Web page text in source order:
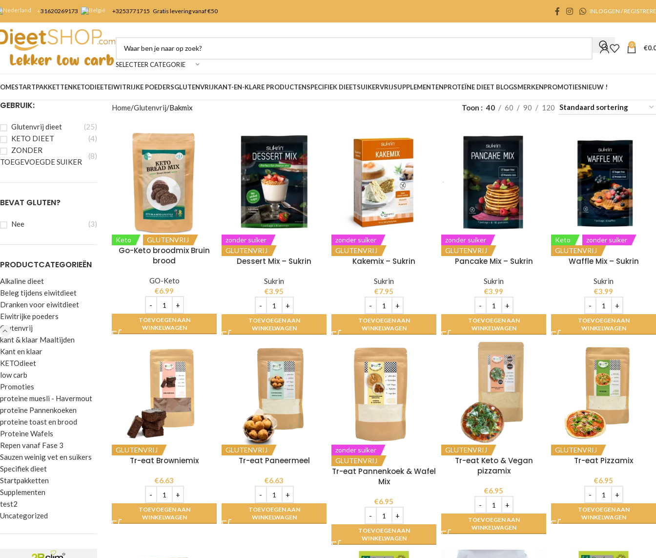
+31620269173 +3253771715 Gratis levering vanaf €50 INLOGGEN /
SELECTEER CATEGORIE
0 €
STARTPAKKETTENKETODIEETEIWITRIJKE POEDERSGLUTENVRIJKANT-EN-KLARE PRODUCTENSPECIFIEK DIEETSUIKERVRIJSUPPLEMENTENPROTEÏNE DIEET BLOGSMERKENPROMOTIESNIEUW !
GEBRUIK:
Glutenvrij dieet
(25)
KETO DIEET
(4)
ZONDER
TOEGEVOEGDE SUIKER
(8)
BEVAT GLUTEN?
Nee (3)
PRODUCTCATEGORIEËN
Alkaline dieet
Beleg tijdens eiwitdieet
Dranken voor eiwitdieet
Eiwitrijke poeders
Glutenvrij
kant & klaar Maaltijden
Kant en klaar
KETOdieet
low carb
Promoties
proteine muesli - Havermout
proteïne Pannenkoeken
proteine toast en brood
Proteine Wafels
Repen vanaf Fase 3
Sauzen weinig vet en suikers
Specifiek dieet
Startpakketten
Supplementen
test2
Uncategorized
Home Glutenvrij Bakmix Toon 40 60 90 120
Keto GLUTENVRIJ
Go-Keto broodmix Bruin
brood
GO-Keto
€6.99
TOEVOEGEN AAN
WINKELWAGEN
zonder suiker
GLUTENVRIJ
Dessert Mix – Sukrin
Sukrin
€3.95
TOEVOEGEN AAN
WINKELWAGEN
zonder suiker
GLUTENVRIJ
Kakemix – Sukrin
Sukrin
€7.95
TOEVOEGEN AAN
WINKELWAGEN
zonder suiker
GLUTENVRIJ
Pancake Mix – Sukrin
Sukrin
€3.99
TOEVOEGEN AAN
WINKELWAGEN
Keto
zonder suiker
GLUTENVRIJ
Waffle Mix – Sukrin
Sukrin
€3.99
TOEVOEGEN AAN
WINKELWAGEN
GLUTENVRIJ
Tr-eat Browniemix
€6.63
TOEVOEGEN AAN
WINKELWAGEN
GLUTENVRIJ
Tr-eat Paneermeel
€6.63
TOEVOEGEN AAN
WINKELWAGEN
zonder suiker
GLUTENVRIJ
Tr-eat Pannenkoek & Wafel
Mix
€6.95
TOEVOEGEN AAN
WINKELWAGEN
GLUTENVRIJ
Tr-eat Keto & Vegan
pizzamix
€6.95
TOEVOEGEN AAN
WINKELWAGEN
GLUTENVRIJ
Tr-eat Pizzamix
€6.95
TOEVOEGEN AAN
WINKELWAGEN